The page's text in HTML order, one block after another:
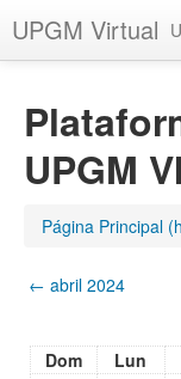
UPGM Virtual
UPGM
Página Principal
← abril 2024
Dom Lun